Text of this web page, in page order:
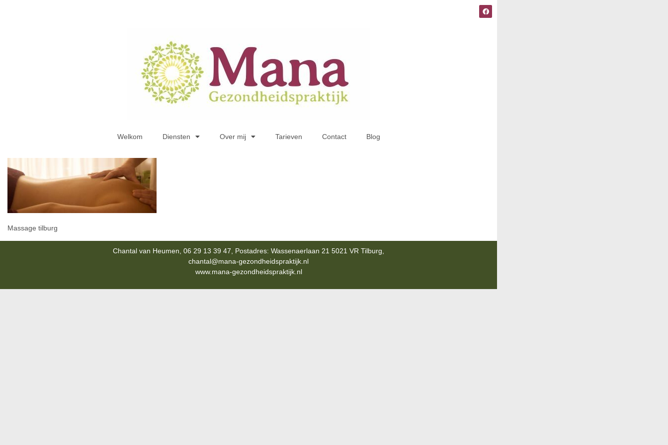
Welkom Diensten Over mij Tarieven Contact Blog
Massage tilburg
Chantal van Heumen, 06 29 13 39 47, Postadres: Wassenaerlaan 21 5021 VR Tilburg,
chantal@mana-gezondheidspraktijk.nl
www.mana-gezondheidspraktijk.nl